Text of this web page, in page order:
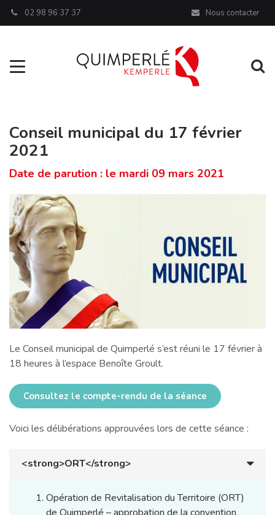
02 98 96 37 37 Nous contacter
Aller à la navigation
Conseil municipal du 17 février
2021
Date de parution : le mardi 09 mars 2021
Le Conseil municipal de Quimperlé s’est réuni le 17 février à
18 heures à l’espace Benoîte Groult.
Consultez le compte-rendu de la séance
Voici les délibérations approuvées lors de cette séance :
<strong>ORT</strong>
Opération de Revitalisation du Territoire (ORT)